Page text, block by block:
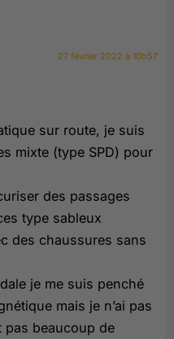
27 février 2022 à 10h57
sur route, je suis
mixte (type SPD) pour
des passages
type sableux
des chaussures sans
je me suis penché
mais je n’ai pas
pas beaucoup de